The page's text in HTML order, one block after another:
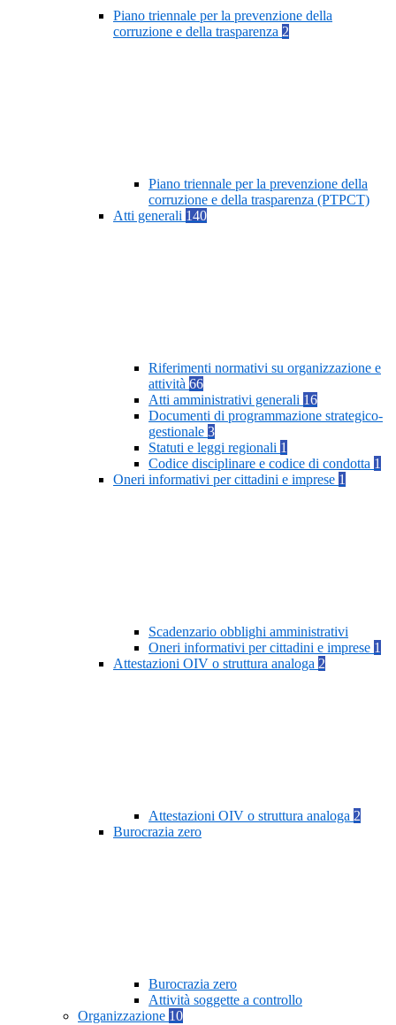
Piano triennale per la prevenzione della
corruzione e della trasparenza 2
Piano triennale per la prevenzione della
corruzione e della trasparenza (PTPCT)
Atti generali 140
Riferimenti normativi su organizzazione e
attività 66
Atti amministrativi generali 16
Documenti di programmazione strategico-
gestionale 3
Statuti e leggi regionali 1
Codice disciplinare e codice di condotta 1
Oneri informativi per cittadini e imprese 1
Scadenzario obblighi amministrativi
Oneri informativi per cittadini e imprese 1
Attestazioni OIV o struttura analoga 2
Attestazioni OIV o struttura analoga 2
Burocrazia zero
Burocrazia zero
Attività soggette a controllo
Organizzazione 10